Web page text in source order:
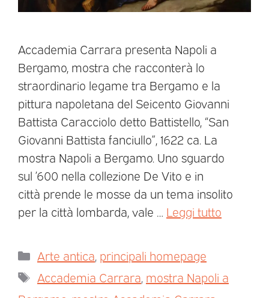
Accademia Carrara presenta Napoli a
Bergamo, mostra che racconterà lo
straordinario legame tra Bergamo e la
pittura napoletana del Seicento Giovanni
Battista Caracciolo detto Battistello, “San
Giovanni Battista fanciullo”, 1622 ca. La
mostra Napoli a Bergamo. Uno sguardo
sul ’600 nella collezione De Vito e in
città prende le mosse da un tema insolito
per la città lombarda, vale … Leggi tutto
Arte antica principali homepage
Accademia Carrara mostra Napoli a